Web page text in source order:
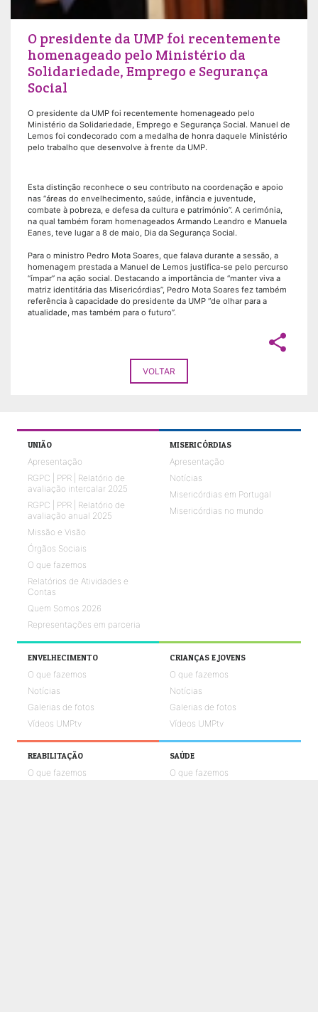
O presidente da UMP foi recentemente
homenageado pelo Ministério da
Solidariedade, Emprego e Segurança
Social
O presidente da UMP foi recentemente homenageado pelo
Ministério da Solidariedade, Emprego e Segurança Social. Manuel de
Lemos foi condecorado com a medalha de honra daquele Ministério
pelo trabalho que desenvolve à frente da UMP.
Esta distinção reconhece o seu contributo na coordenação e apoio
nas “áreas do envelhecimento, saúde, infância e juventude,
combate à pobreza, e defesa da cultura e património”. A cerimónia,
na qual também foram homenageados Armando Leandro e Manuela
Eanes, teve lugar a 8 de maio, Dia da Segurança Social.
Para o ministro Pedro Mota Soares, que falava durante a sessão, a
homenagem prestada a Manuel de Lemos justifica-se pelo percurso
“ímpar” na ação social. Destacando a importância de “manter viva a
matriz identitária das Misericórdias”, Pedro Mota Soares fez também
referência à capacidade do presidente da UMP “de olhar para a
atualidade, mas também para o futuro”.
share
VOLTAR
UNIÃO
Apresentação
RGPC | PPR | Relatório de
avaliação intercalar 2025
RGPC | PPR | Relatório de
avaliação anual 2025
Missão e Visão
Órgãos Sociais
O que fazemos
Relatórios de Atividades e
Contas
Quem Somos 2026
Representações em parceria
MISERICÓRDIAS
Apresentação
Notícias
Misericórdias em Portugal
Misericórdias no mundo
ENVELHECIMENTO
O que fazemos
Notícias
Galerias de fotos
Vídeos UMPtv
CRIANÇAS E JOVENS
O que fazemos
Notícias
Galerias de fotos
Vídeos UMPtv
REABILITAÇÃO
O que fazemos
SAÚDE
O que fazemos